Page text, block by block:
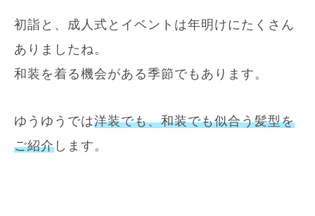
初詣と、成人式とイベントは年明けにたくさん
ありましたね。
和装を着る機会がある季節でもあります。
ゆうゆうでは洋装でも、和装でも似合う髪型を
ご紹介 します。